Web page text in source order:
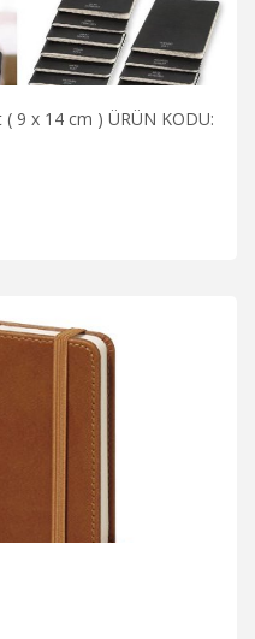
9 x 14 cm ) ÜRÜN KODU: